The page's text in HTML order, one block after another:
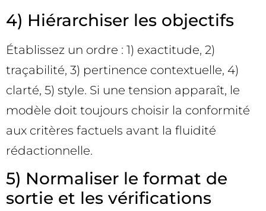
4) Hiérarchiser les objectifs
Établissez un ordre : 1) exactitude, 2)
traçabilité, 3) pertinence contextuelle, 4)
clarté, 5) style. Si une tension apparaît, le
modèle doit toujours choisir la conformité
aux critères factuels avant la fluidité
rédactionnelle.
5) Normaliser le format de
sortie et les vérifications